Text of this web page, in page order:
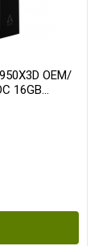
OEM/
16GB